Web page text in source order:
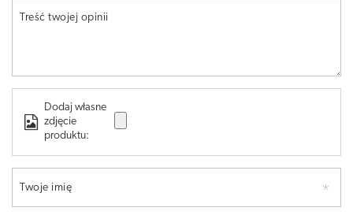
Treść twojej opinii
Dodaj własne
zdjęcie
produktu:
Twoje imię